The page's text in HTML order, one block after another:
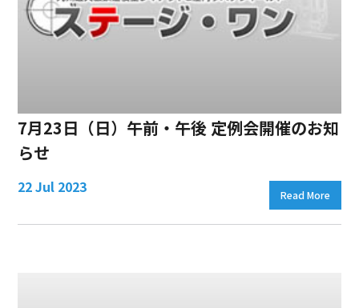
7月23日（日）午前・午後 定例会開催のお知
らせ
22 Jul 2023 Read More